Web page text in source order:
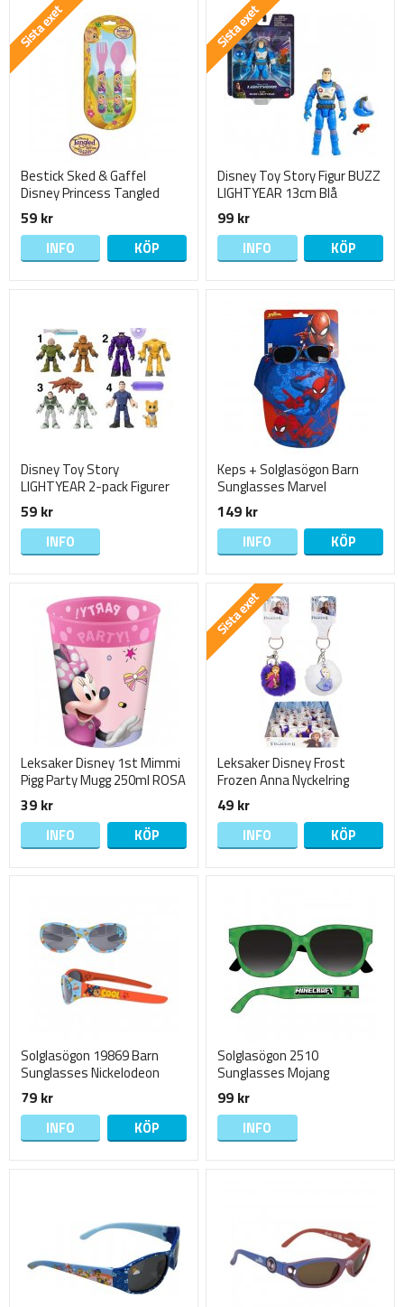
Bestick Sked & Gaffel
Disney Princess Tangled
Rapunzel 13cm
59 kr
INFO KÖP
Disney Toy Story Figur BUZZ
LIGHTYEAR 13cm Blå
99 kr
INFO KÖP
Disney Toy Story
LIGHTYEAR 2-pack Figurer
Imaginext Välj
59 kr
INFO
Keps + Solglasögon Barn
Sunglasses Marvel
Spiderman Spider-man Set
149 kr
INFO KÖP
Leksaker Disney 1st Mimmi
Pigg Party Mugg 250ml ROSA
39 kr
INFO KÖP
Leksaker Disney Frost
Frozen Anna Nyckelring
Pompom LILA rest 7
49 kr
INFO KÖP
Solglasögon 19869 Barn
Sunglasses Nickelodeon
Paw Patrol 15cm LJUSBLÅ FP
79 kr
INFO KÖP
Solglasögon 2510
Sunglasses Mojang
Minecraft 15cm Gröna
99 kr
INFO